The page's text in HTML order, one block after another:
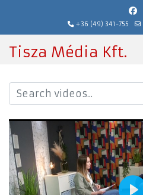
+36 (49) 341-755
Tisza Média Kft.